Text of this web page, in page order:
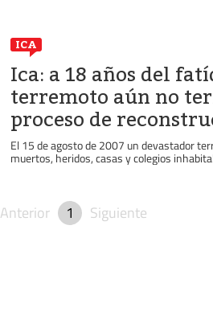
ICA
Ica: a 18 años del
terremoto aún no
proceso de
El 15 de agosto de 2007 un devastador
muertos, heridos, casas y colegios
Anterior 1 Siguiente